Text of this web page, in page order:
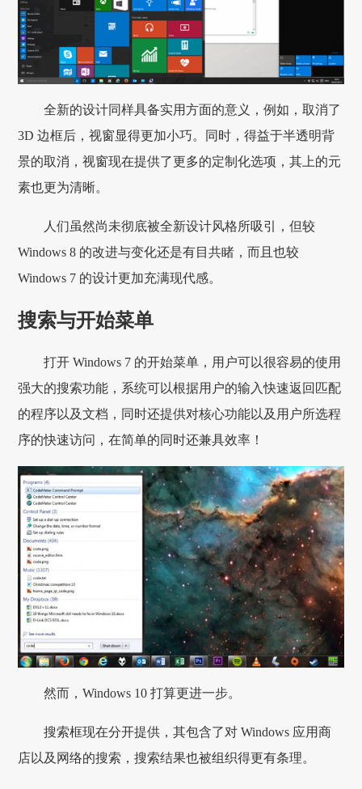
全新的设计同样具备实用方面的意义，例如，取消了
3D 边框后，视窗显得更加小巧。同时，得益于半透明背
景的取消，视窗现在提供了更多的定制化选项，其上的元
素也更为清晰。
人们虽然尚未彻底被全新设计风格所吸引，但较
Windows 8 的改进与变化还是有目共睹，而且也较
Windows 7 的设计更加充满现代感。
搜索与开始菜单
打开 Windows 7 的开始菜单，用户可以很容易的使用
强大的搜索功能，系统可以根据用户的输入快速返回匹配
的程序以及文档，同时还提供对核心功能以及用户所选程
序的快速访问，在简单的同时还兼具效率！
然而，Windows 10 打算更进一步。
搜索框现在分开提供，其包含了对 Windows 应用商
店以及网络的搜索，搜索结果也被组织得更有条理。